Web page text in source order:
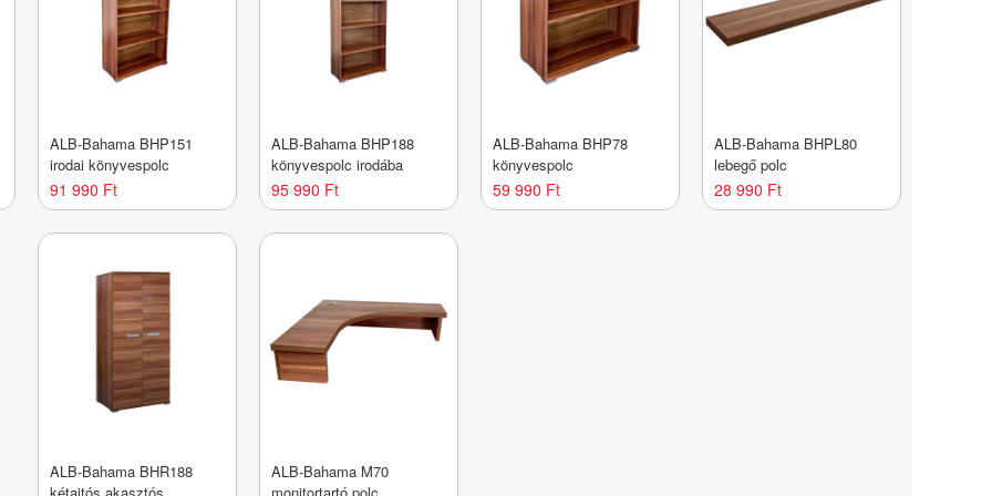
ALB-Bahama BHP151
irodai könyvespolc
91 990 Ft
ALB-Bahama BHP188
könyvespolc irodába
95 990 Ft
ALB-Bahama BHP78
könyvespolc
59 990 Ft
ALB-Bahama BHPL80
lebegő polc
28 990 Ft
ALB-Bahama BHR188
ALB-Bahama M70